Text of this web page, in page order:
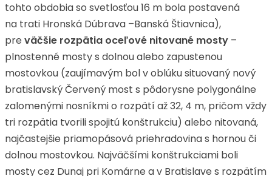
tohto obdobia so svetlosťou 16 m bola postavená
na trati Hronská Dúbrava –Banská Štiavnica),
pre väčšie rozpätia oceľové nitované mosty –
plnostenné mosty s dolnou alebo zapustenou
mostovkou (zaujímavým bol v oblúku situovaný nový
bratislavský Červený most s pôdorysne polygonálne
zalomenými nosníkmi o rozpätí až 32, 4 m, pričom vždy
tri rozpätia tvorili spojitú konštrukciu) alebo nitovaná,
najčastejšie priamopásová priehradovina s hornou či
dolnou mostovkou. Najväčšími konštrukciami boli
mosty cez Dunaj pri Komárne a v Bratislave s rozpätím